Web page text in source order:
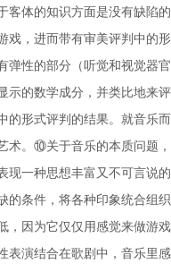
体的知识方面是没有缺陷
，进而带有审美评判中的
性的部分（听觉和视觉器
的数学成分，并类比地来
形式评判的结果。就音乐
。⑩关于音乐的本质问题
一种思想丰富又不可言说
条件，将各种印象统合组
，因为它仅仅用感觉来做游
演结合在歌剧中，音乐里